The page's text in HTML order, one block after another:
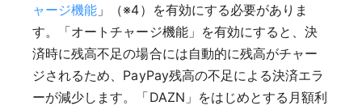
ャージ機能 」（※4）を有効にする必要がありま
す。「オートチャージ機能」を有効にすると、決
済時に残高不足の場合には自動的に残高がチャー
ジされるため、PayPay残高の不足による決済エラ
ーが減少します。「DAZN」をはじめとする月額利